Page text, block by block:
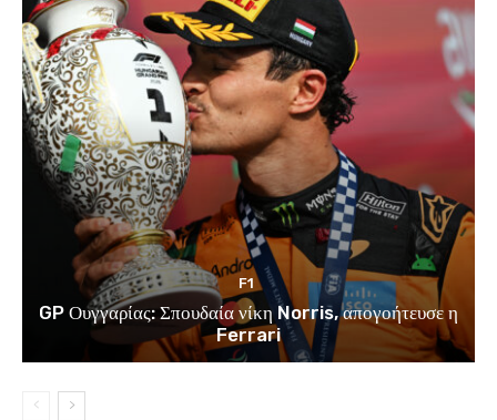
F1
GP Ουγγαρίας: Σπουδαία νίκη Norris, απογοήτευσε η
Ferrari